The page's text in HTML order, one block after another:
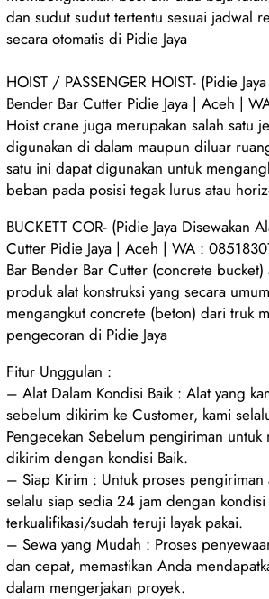
dan sudut sudut tertentu sesuai jadwal
secara otomatis di Pidie Jaya
HOIST / PASSENGER HOIST- (Pidie
Bender Bar Cutter Pidie Jaya | Aceh |
Hoist crane juga merupakan salah satu
digunakan di dalam maupun diluar
satu ini dapat digunakan untuk
beban pada posisi tegak lurus atau
BUCKETT COR- (Pidie Jaya Disewakan
Cutter Pidie Jaya | Aceh | WA :
Bar Bender Bar Cutter (concrete bucket)
produk alat konstruksi yang secara
mengangkut concrete (beton) dari truk
pengecoran di Pidie Jaya
Fitur Unggulan :
– Alat Dalam Kondisi Baik : Alat yang
sebelum dikirim ke Customer, kami
Pengecekan Sebelum pengiriman untuk
dikirim dengan kondisi Baik.
– Siap Kirim : Untuk proses pengiriman
selalu siap sedia 24 jam dengan kondisi
terkualifikasi/sudah teruji layak pakai.
– Sewa yang Mudah : Proses
dan cepat, memastikan Anda
dalam mengerjakan proyek.